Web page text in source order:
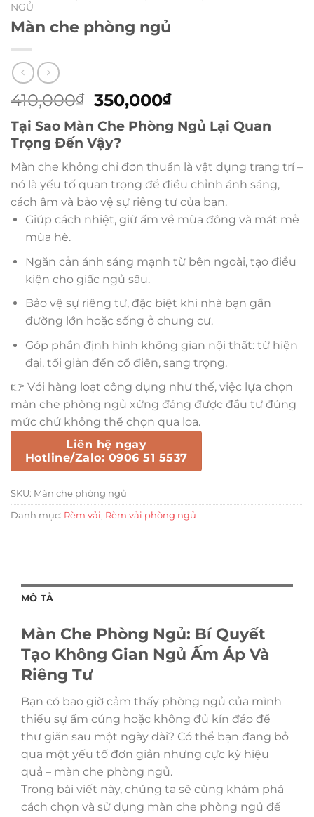
NGỦ
Màn che phòng ngủ
410,000₫
Giá
gốc
là:
410,000₫.
350,000₫Giá
hiện
tại
350,000₫.
Tại Sao Màn Che Phòng Ngủ Lại Quan
Trọng Đến Vậy?
Màn che không chỉ đơn thuần là vật dụng trang trí –
nó là yếu tố quan trọng để điều chỉnh ánh sáng,
cách âm và bảo vệ sự riêng tư của bạn.
Giúp cách nhiệt, giữ ấm về mùa đông và mát mẻ
mùa hè.
Ngăn cản ánh sáng mạnh từ bên ngoài, tạo điều
kiện cho giấc ngủ sâu.
Bảo vệ sự riêng tư, đặc biệt khi nhà bạn gần
đường lớn hoặc sống ở chung cư.
Góp phần định hình không gian nội thất: từ hiện
đại, tối giản đến cổ điển, sang trọng.
👉 Với hàng loạt công dụng như thế, việc lựa chọn
màn che phòng ngủ xứng đáng được đầu tư đúng
mức chứ không thể chọn qua loa.
Liên hệ ngay
Hotline/Zalo: 0906 51 5537
SKU: Màn che phòng ngủ
Danh mục: Rèm vải, Rèm vải phòng ngủ
MÔ TẢ
Màn Che Phòng Ngủ: Bí Quyết
Tạo Không Gian Ngủ Ấm Áp Và
Riêng Tư
Bạn có bao giờ cảm thấy phòng ngủ của mình
thiếu sự ấm cúng hoặc không đủ kín đáo để
thư giãn sau một ngày dài? Có thể bạn đang bỏ
qua một yếu tố đơn giản nhưng cực kỳ hiệu
quả – màn che phòng ngủ.
Trong bài viết này, chúng ta sẽ cùng khám phá
cách chọn và sử dụng màn che phòng ngủ để